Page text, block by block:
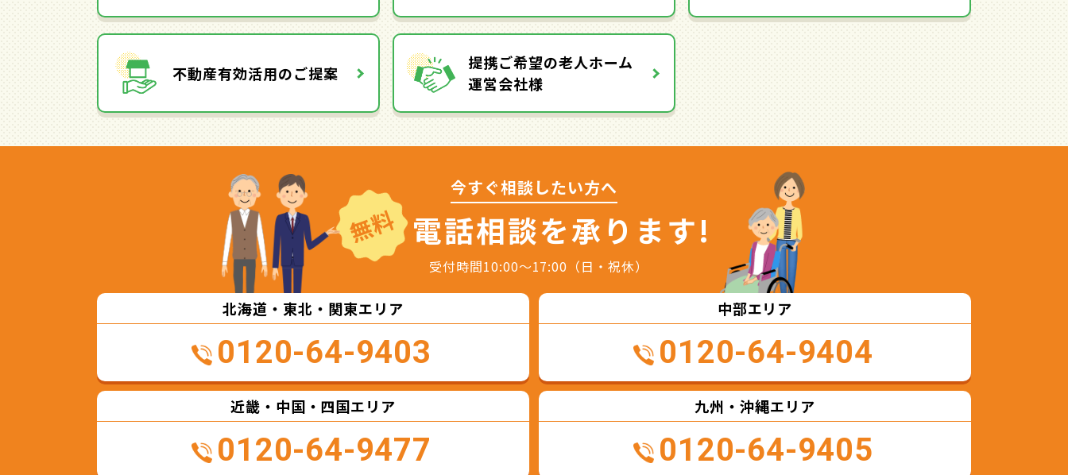
不動産有効活用のご提案
提携ご希望の老人ホーム
運営会社様
無料
今すぐ相談したい方へ
電話相談を承ります!
受付時間10:00～17:00（日・祝休）
北海道・東北・関東エリア
0120-64-9403
中部エリア
0120-64-9404
近畿・中国・四国エリア
0120-64-9477
九州・沖縄エリア
0120-64-9405